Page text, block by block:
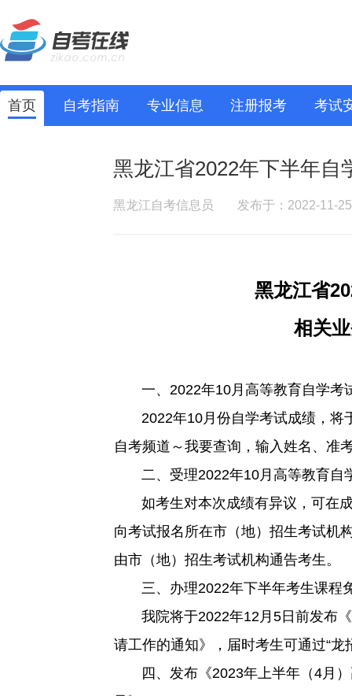
首页 自考指南 专业信息 注册报考 考试
黑龙江省2022年下半年自
黑龙江自考信息员 发布于：2022-11-25
黑龙江省
相关
一、2022年10月高等教育自学考
2022年10月份自学考试成绩，将于
自考频道～我要查询，输入姓名、准
二、受理2022年10月高等教育自
如考生对本次成绩有异议，可在成
向考试报名所在市（地）招生考试机
由市（地）招生考试机构通告考生。
三、办理2022年下半年考生课程
我院将于2022年12月5日前发布《
请工作的通知》，届时考生可通过“龙
四、发布《2023年上半年（4月）